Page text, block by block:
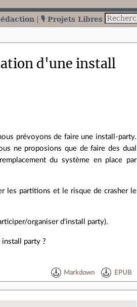
🎙️ Projets Libres
d'une install
prévoyons de faire une install-party.
ne proposions que de faire des dual
du système en place par
les partitions et le risque de crasher le
organiser d'install party).
install party ?
Markdown EPUB